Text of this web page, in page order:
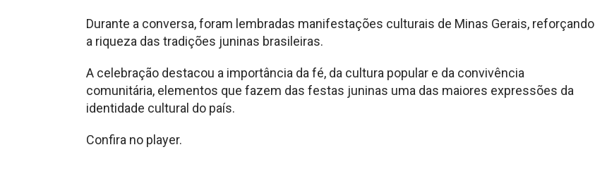
Durante a conversa, foram lembradas manifestações culturais de Minas Gerais, reforçando
a riqueza das tradições juninas brasileiras.
A celebração destacou a importância da fé, da cultura popular e da convivência
comunitária, elementos que fazem das festas juninas uma das maiores expressões da
identidade cultural do país.
Confira no player.